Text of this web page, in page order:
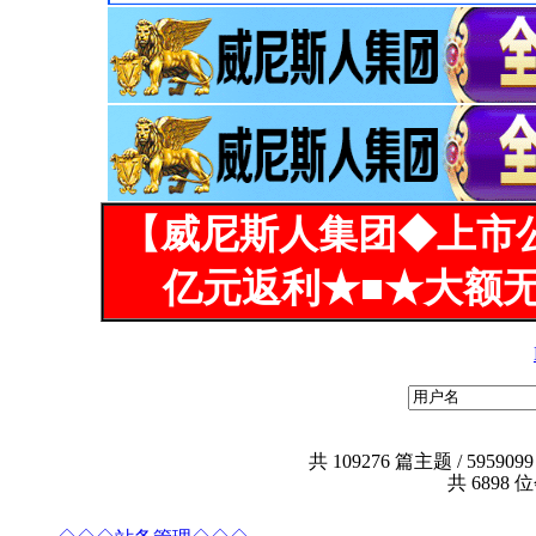
【威尼斯人集团◆上
亿元返利★■★大额
共 109276 篇主题 / 5959099
共 6898